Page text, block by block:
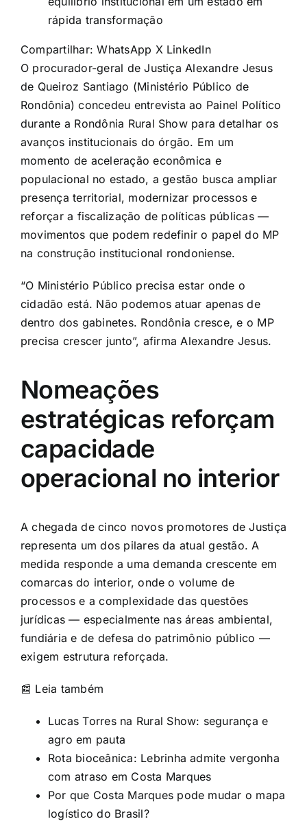
rápida transformação
Compartilhar: WhatsApp X LinkedIn
O procurador-geral de Justiça Alexandre Jesus
de Queiroz Santiago (Ministério Público de
Rondônia) concedeu entrevista ao Painel Político
durante a Rondônia Rural Show para detalhar os
avanços institucionais do órgão. Em um
momento de aceleração econômica e
populacional no estado, a gestão busca ampliar
presença territorial, modernizar processos e
reforçar a fiscalização de políticas públicas —
movimentos que podem redefinir o papel do MP
na construção institucional rondoniense.
“O Ministério Público precisa estar onde o
cidadão está. Não podemos atuar apenas de
dentro dos gabinetes. Rondônia cresce, e o MP
precisa crescer junto”, afirma Alexandre Jesus.
Nomeações
estratégicas reforçam
capacidade
operacional no interior
A chegada de cinco novos promotores de Justiça
representa um dos pilares da atual gestão. A
medida responde a uma demanda crescente em
comarcas do interior, onde o volume de
processos e a complexidade das questões
jurídicas — especialmente nas áreas ambiental,
fundiária e de defesa do patrimônio público —
exigem estrutura reforçada.
📰 Leia também
Lucas Torres na Rural Show: segurança e
agro em pauta
Rota bioceânica: Lebrinha admite vergonha
com atraso em Costa Marques
Por que Costa Marques pode mudar o mapa
logístico do Brasil?